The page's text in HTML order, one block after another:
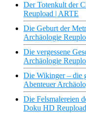
Der Totenkult der
Reupload | ARTE
Die Geburt der
Archäologie
Die vergessene
Archäologie
Die Wikinger – die
Abenteuer
Die Felsmalereien
Doku HD